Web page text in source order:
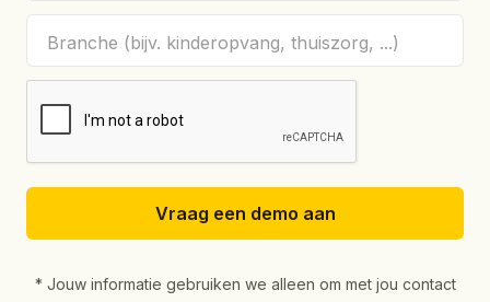
* Jouw informatie gebruiken we alleen om met jou contact